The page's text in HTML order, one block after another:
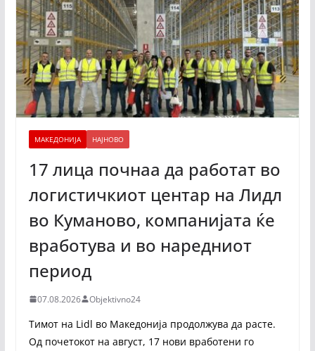
МАКЕДОНИЈА НАЈНОВО
17 лица почнаа да работат во
логистичкиот центар на Лидл
во Куманово, компанијата ќе
вработува и во наредниот
период
07.08.2026 Objektivno24
Тимот на Lidl во Македонија продолжува да расте.
Од почетокот на август, 17 нови вработени го